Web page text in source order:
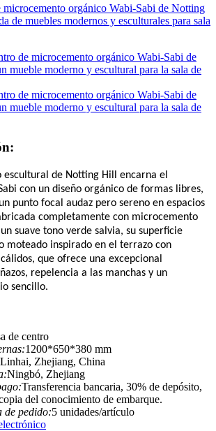
escultural de Notting Hill encarna el
con un diseño orgánico de formas libres,
punto focal audaz pero sereno en espacios
completamente con microcemento
suave tono verde salvia, su superficie
moteado inspirado en el terrazo con
que ofrece una excepcional
repelencia a las manchas y un
sencillo.
de centro
1200*650*380 mm
Linhai, Zhejiang, China
Ningbó, Zhejiang
Transferencia bancaria, 30% de depósito,
del conocimiento de embarque.
de pedido:5 unidades/artículo